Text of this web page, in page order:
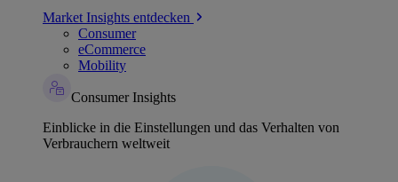
Market Insights entdecken
Consumer
eCommerce
Mobility
Consumer Insights
Einblicke in die Einstellungen und das Verhalten von
Verbrauchern weltweit